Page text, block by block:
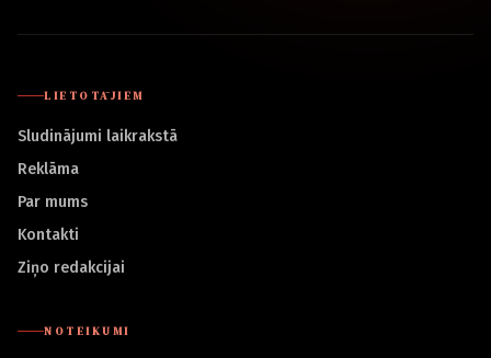
LIETOTĀJIEM
Sludinājumi laikrakstā
Reklāma
Par mums
Kontakti
Ziņo redakcijai
NOTEIKUMI